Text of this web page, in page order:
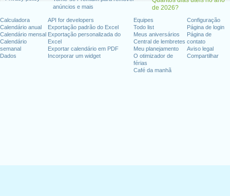
anúncios e mais
de 2026?
Calculadora
Calendário anual
Calendário mensal
Calendário
semanal
Dados
API for developers
Exportação padrão do Excel
Exportação personalizada do
Excel
Exportar calendário em PDF
Incorporar um widget
Equipes
Todo list
Meus aniversários
Central de lembretes
Meu planejamento
O otimizador de
férias
Café da manhã
Configuração
Página de login
Página de
contato
Aviso legal
Compartilhar
úteis para 2026
2025 in México?